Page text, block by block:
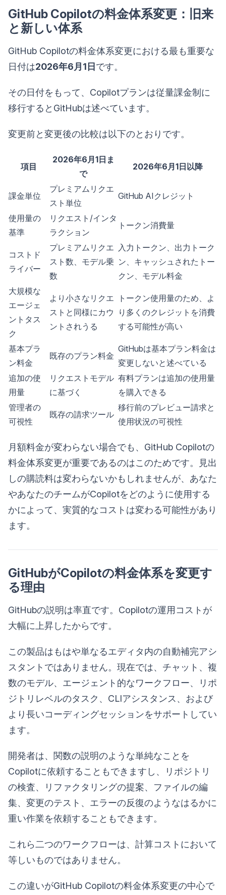
GitHub Copilotの料金体系変更：旧来
と新しい体系
GitHub Copilotの料金体系変更における最も重要な
日付は2026年6月1日 です。
その日付をもって、Copilotプランは従量課金制に
移行するとGitHubは述べています。
変更前と変更後の比較は以下のとおりです。
項目
2026年6月1日ま
で
2026年6月1日以降
課金単位
プレミアムリクエ
スト単位
GitHub AIクレジット
使用量の
基準
リクエスト/インタ
ラクション
トークン消費量
コストド
ライバー
プレミアムリクエ
スト数、モデル乗
数
入力トークン、出力トーク
ン、キャッシュされたトー
クン、モデル料金
大規模な
エージェ
ントタス
ク
より小さなリクエ
ストと同様にカウ
ントされうる
トークン使用量のため、よ
り多くのクレジットを消費
する可能性が高い
基本プラ
ン料金
既存のプラン料金
GitHubは基本プラン料金は
変更しないと述べている
追加の使
用量
リクエストモデル
に基づく
有料プランは追加の使用量
を購入できる
管理者の
可視性
既存の請求ツール
移行前のプレビュー請求と
使用状況の可視性
月額料金が変わらない場合でも、GitHub Copilotの
料金体系変更が重要であるのはこのためです。見出
しの購読料は変わらないかもしれませんが、あなた
やあなたのチームがCopilotをどのように使用する
かによって、実質的なコストは変わる可能性があり
ます。
GitHubがCopilotの料金体系を変更す
る理由
GitHubの説明は率直です。Copilotの運用コストが
大幅に上昇したからです。
この製品はもはや単なるエディタ内の自動補完アシ
スタントではありません。現在では、チャット、複
数のモデル、エージェント的なワークフロー、リポ
ジトリレベルのタスク、CLIアシスタンス、および
より長いコーディングセッションをサポートしてい
ます。
開発者は、関数の説明のような単純なことを
Copilotに依頼することもできますし、リポジトリ
の検査、リファクタリングの提案、ファイルの編
集、変更のテスト、エラーの反復のようなはるかに
重い作業を依頼することもできます。
これら二つのワークフローは、計算コストにおいて
等しいものではありません。
この違いがGitHub Copilotの料金体系変更の中心で